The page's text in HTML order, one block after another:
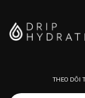
THEO DÕI